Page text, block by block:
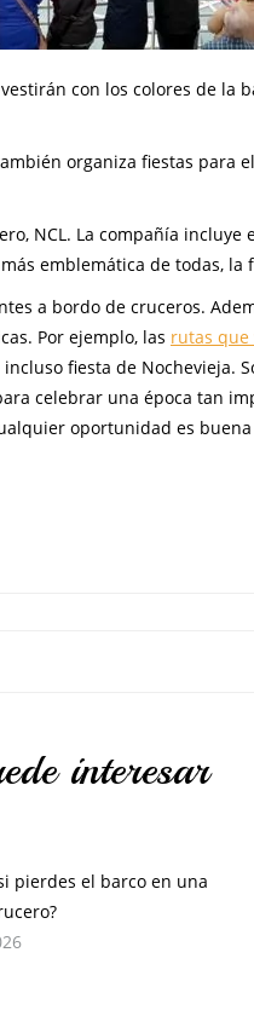
con los colores de la
organiza fiestas para
NCL. La compañía
emblemática de todas, la
a bordo de cruceros.
Por ejemplo, las rutas
fiesta de Nochevieja.
celebrar una época tan
oportunidad es
interesar
pierdes el barco en una